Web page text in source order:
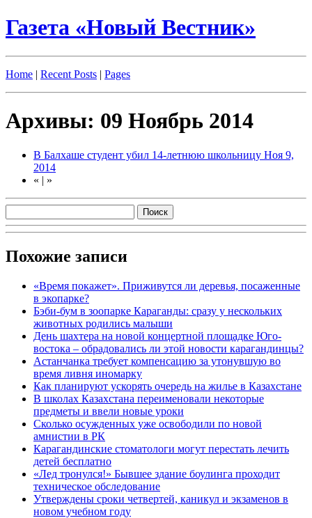
Газета «Новый Вестник»
Home | Recent Posts | Pages
Архивы: 09 Ноябрь 2014
В Балхаше студент убил 14-летнюю школьницу Ноя 9,
2014
« | »
Похожие записи
«Время покажет». Приживутся ли деревья, посаженные
в экопарке?
Бэби-бум в зоопарке Караганды: сразу у нескольких
животных родились малыши
День шахтера на новой концертной площадке Юго-
востока – обрадовались ли этой новости карагандинцы?
Астанчанка требует компенсацию за утонувшую во
время ливня иномарку
Как планируют ускорять очередь на жилье в Казахстане
В школах Казахстана переименовали некоторые
предметы и ввели новые уроки
Сколько осужденных уже освободили по новой
амнистии в РК
Карагандинские стоматологи могут перестать лечить
детей бесплатно
«Лед тронулся!» Бывшее здание боулинга проходит
техническое обследование
Утверждены сроки четвертей, каникул и экзаменов в
новом учебном году